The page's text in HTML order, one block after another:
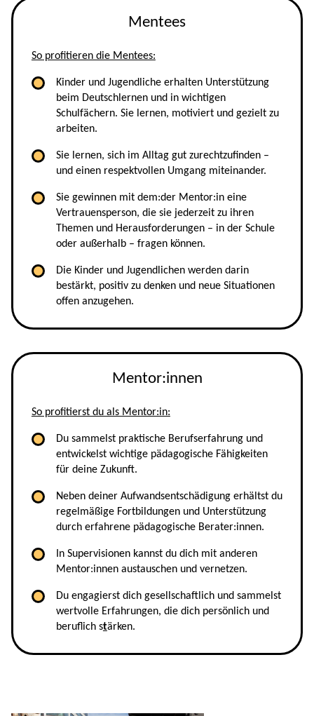
Mentees
So profitieren die Mentees:
Kinder und Jugendliche erhalten Unterstützung
beim Deutschlernen und in wichtigen
Schulfächern. Sie lernen, motiviert und gezielt zu
arbeiten.
Sie lernen, sich im Alltag gut zurechtzufinden –
und einen respektvollen Umgang miteinander.
Sie gewinnen mit dem:der Mentor:in eine
Vertrauensperson, die sie jederzeit zu ihren
Themen und Herausforderungen – in der Schule
oder außerhalb – fragen können.
Die Kinder und Jugendlichen werden darin
bestärkt, positiv zu denken und neue Situationen
offen anzugehen.
Mentor:innen
So profitierst du als Mentor:in:
Du sammelst praktische Berufserfahrung und
entwickelst wichtige pädagogische Fähigkeiten
für deine Zukunft.
Neben deiner Aufwandsentschädigung erhältst du
regelmäßige Fortbildungen und Unterstützung
durch erfahrene pädagogische Berater:innen.
In Supervisionen kannst du dich mit anderen
Mentor:innen austauschen und vernetzen.
Du engagierst dich gesellschaftlich und sammelst
wertvolle Erfahrungen, die dich persönlich und
beruflich stärken.